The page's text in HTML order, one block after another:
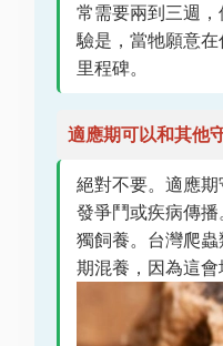
常需要兩到三週
驗是，當牠願意
里程碑。
適應期可以和其他
絕對不要。適應
發爭鬥或疾病傳
獨飼養。台灣爬
期混養，因為這會